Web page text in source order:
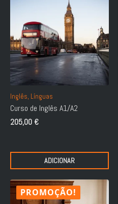
Inglês, Línguas
Curso de Inglês A1/A2
205,00 €
ADICIONAR
PROMOÇÃO!